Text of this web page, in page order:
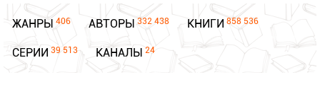
ЖАНРЫ 406 АВТОРЫ 332 438 КНИГИ 858 536
СЕРИИ 39 513 КАНАЛЫ 24